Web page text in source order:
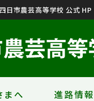
日市農芸高等学校 公式 HP
まへ 進路情報